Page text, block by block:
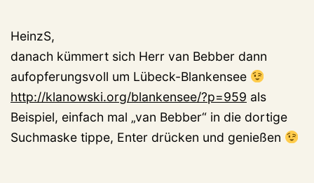
HeinzS,
danach kümmert sich Herr van Bebber dann
aufopferungsvoll um Lübeck-Blankensee
http://klanowski.org/blankensee/?p=959 als
Beispiel, einfach mal „van Bebber“ in die dortige
Suchmaske tippe, Enter drücken und genießen